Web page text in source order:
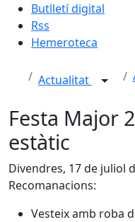
Butlletí digital
Rss
Hemeroteca
Actualitat
Festa Major
estàtic
Divendres, 17 de juliol
Recomanacions:
Vesteix amb roba